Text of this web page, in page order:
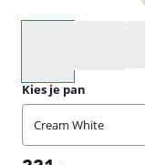
Kies je pan
Cream White